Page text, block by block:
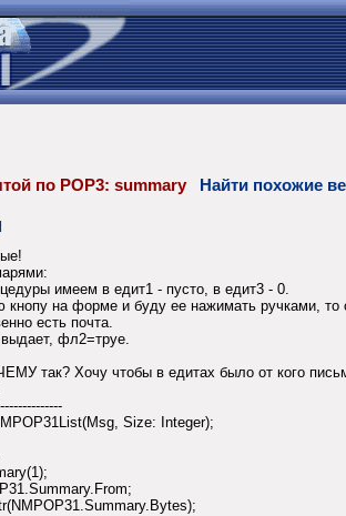
по POP3: summary Найти похожие
имеем в едит1 - пусто, в едит3 - 0.
на форме и буду ее нажимать ручками, то
есть почта.
фл2=труе.
так? Хочу чтобы в едитах было от кого
Size: Integer);